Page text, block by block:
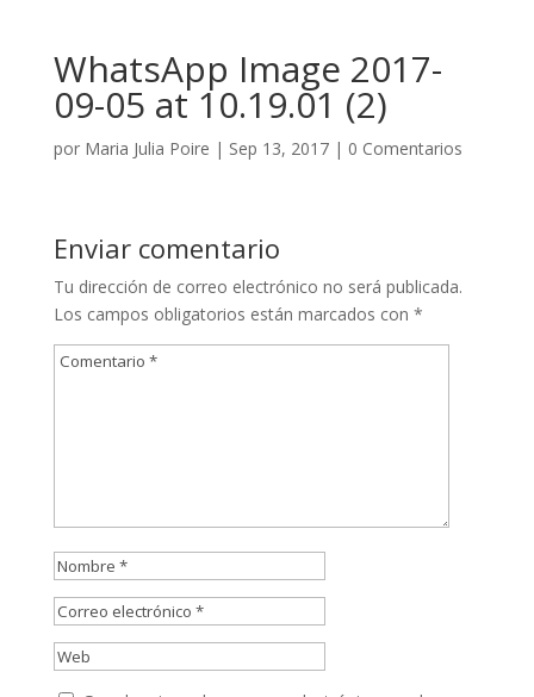
WhatsApp Image 2017-
09-05 at 10.19.01 (2)
por Maria Julia Poire | Sep 13, 2017| 0 Comentarios
Enviar comentario
Tu dirección de correo electrónico no será publicada.
Los campos obligatorios están marcados con *